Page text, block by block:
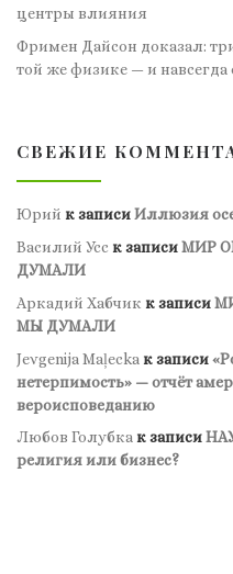
центры влияния
Фримен Дайсон доказал:
той же физике — и
СВЕЖИЕ
Юрий к записиИллюзия
Василий Усс к записиМИР
ДУМАЛИ
Аркадий Хабчик к записи
МЫ ДУМАЛИ
Jevgenija Maļecka к записи
нетерпимость» — отчёт
вероисповеданию
Любов Голубкак записи
религия или бизнес?